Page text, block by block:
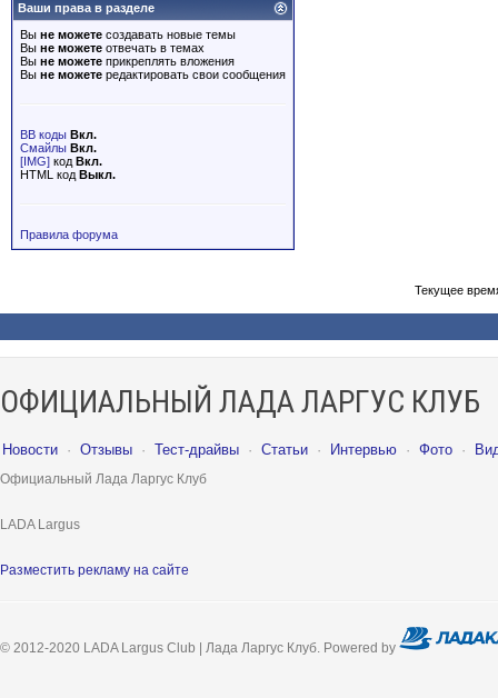
Ваши права в разделе
Вы не можете создавать новые темы
Вы не можете отвечать в темах
Вы не можете прикреплять вложения
Вы не можете редактировать свои сообщения
BB коды Вкл.
Смайлы Вкл.
[IMG] код Вкл.
HTML код Выкл.
Правила форума
Текущее
ОФИЦИАЛЬНЫЙ ЛАДА ЛАРГУС КЛУБ
Новости · Отзывы · Тест-драйвы · Статьи · Интервью · Фото ·
Официальный Лада Ларгус Клуб
LADA Largus
Разместить рекламу на сайте
© 2012-2020 LADA Largus Club | Лада Ларгус Клуб. Powered by